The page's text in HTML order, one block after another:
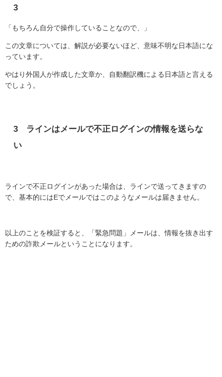
3
「もちろん自分で操作していることなので、」
この文章については、解説が必要ないほど、意味不明な日本語にな
っています。
やはり外国人が作成した文章か、自動翻訳機による日本語と言える
でしょう。
3ラインはメールで不正ログインの情報を送らな
い
ラインで不正ログインがあった場合は、ラインで送ってきますの
で、基本的には Eでメールではこのようなメールは届きません。
以上のことを検証すると、「緊急問題」メールは、情報を抜き出す
ための詐欺メールということになります。